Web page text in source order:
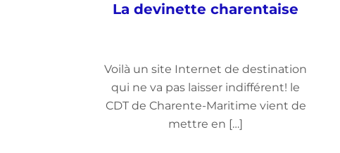
La devinette charentaise
Voilà un site Internet de destination
qui ne va pas laisser indifférent! le
CDT de Charente-Maritime vient de
mettre en […]